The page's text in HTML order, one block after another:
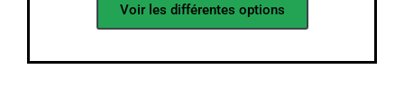
Voir les différentes options